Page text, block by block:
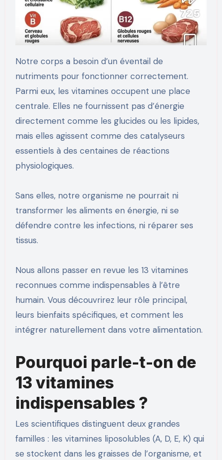
Notre corps a besoin d’un éventail de
nutriments pour fonctionner correctement.
Parmi eux, les vitamines occupent une place
centrale. Elles ne fournissent pas d’énergie
directement comme les glucides ou les lipides,
mais elles agissent comme des catalyseurs
essentiels à des centaines de réactions
physiologiques.
Sans elles, notre organisme ne pourrait ni
transformer les aliments en énergie, ni se
défendre contre les infections, ni réparer ses
tissus.
Nous allons passer en revue les 13 vitamines
reconnues comme indispensables à l’être
humain. Vous découvrirez leur rôle principal,
leurs bienfaits spécifiques, et comment les
intégrer naturellement dans votre alimentation.
Pourquoi parle-t-on de
13 vitamines
indispensables ?
Les scientifiques distinguent deux grandes
familles : les vitamines liposolubles (A, D, E, K) qui
se stockent dans les graisses de l’organisme, et